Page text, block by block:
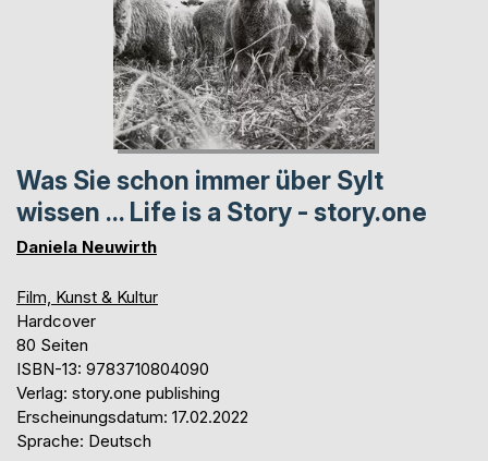
Was Sie schon immer über Sylt
wissen ... Life is a Story - story.one
Daniela Neuwirth
Film, Kunst & Kultur
Hardcover
80 Seiten
ISBN-13: 9783710804090
Verlag: story.one publishing
Erscheinungsdatum: 17.02.2022
Sprache: Deutsch